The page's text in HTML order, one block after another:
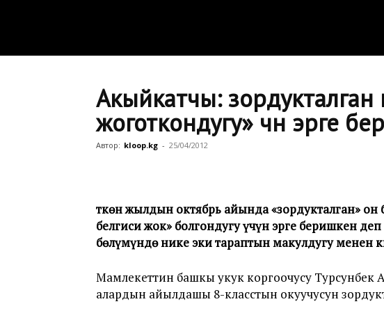
Акыйкатчы:
жоготкондугу» үчүн эрге
Автор: kloop.kg - 25/04/2012
Өткөн жылдын октябрь айында «зордукталган»
белгиси жок» болгондугу үчүн эрге беришкен
бөлүмүндө нике эки тараптын макулдугу менен
Мамлекеттин башкы укук коргоочусу
алардын айылдашы 8-класстын окуучусун